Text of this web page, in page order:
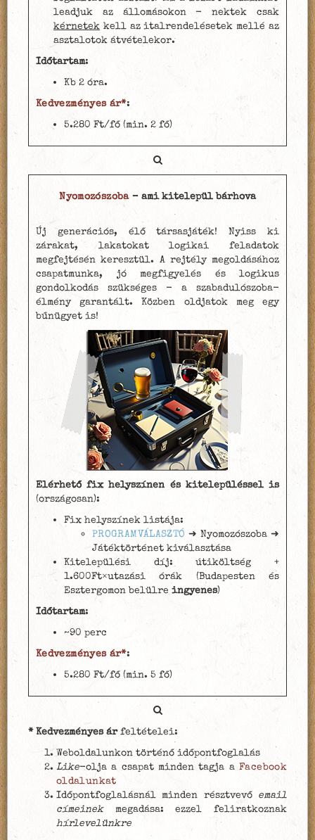
leadjuk az állomásokon - nektek csak
kérnetek kell az italrendelésetek mellé az
asztalotok átvételekor.
Időtartam:
Kb 2 óra.
Kedvezményes ár*:
5.280 Ft/fő (min. 2 fő)
Nyomozószoba– ami kitelepül bárhova
Új generációs, élő társasjáték! Nyiss ki
zárakat, lakatokat logikai feladatok
megfejtésén keresztül. A rejtély megoldásához
csapatmunka, jó megfigyelés és logikus
gondolkodás szükséges - a szabadulószoba-
élmény garantált. Közben oldjatok meg egy
bűnügyet is!
Elérhető fix helyszínen és kitelepüléssel is
(országosan):
Fix helyszínek listája:
PROGRAMVÁLASZTÓ ➜ Nyomozószoba ➜
Játéktörténet kiválasztása
Kitelepülési díj: útiköltség +
1.600Ft×utazási órák (Budapesten és
Esztergomon belülre ingyenes)
Időtartam:
~90 perc
Kedvezményes ár*:
5.280 Ft/fő (min. 5 fő)
* Kedvezményes árfeltételei:
Weboldalunkon történő időpontfoglalás
Like-olja a csapat minden tagja aFacebook
oldalunkat
Időpontfoglalásnál minden résztvevő email
címeinekmegadása: ezzel feliratkoznak
hírlevelünkre